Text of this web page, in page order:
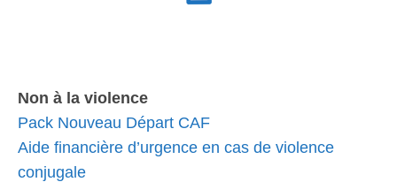
Non à la violence
Pack Nouveau Départ CAF
Aide financière d’urgence en cas de violence
conjugale